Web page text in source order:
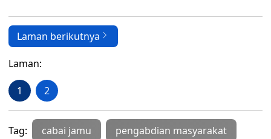
Laman berikutnya
Laman:
1 2
Tag: cabai jamu pengabdian masyarakat